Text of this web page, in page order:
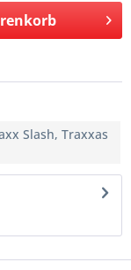
Slash, Traxxas